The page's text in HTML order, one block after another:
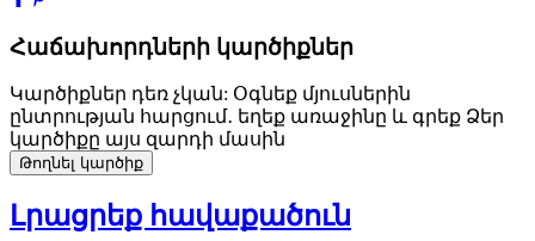
Հաճախորդների կարծիքներ
Կարծիքներ դեռ չկան: Օգնեք մյուսներին
ընտրության հարցում․ եղեք առաջինը և գրեք Ձեր
կարծիքը այս զարդի մասին
Թողնել կարծիք
Լրացրեք հավաքածուն